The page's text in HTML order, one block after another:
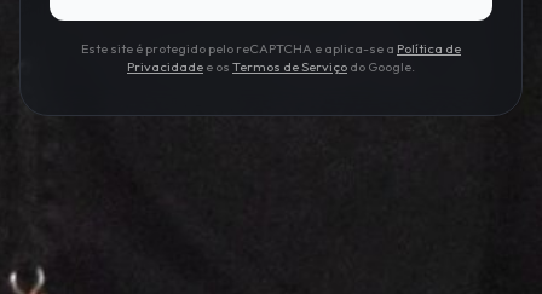
Este site é protegido pelo reCAPTCHA e aplica-se a Política de
Privacidade e os Termos de Serviço do Google.